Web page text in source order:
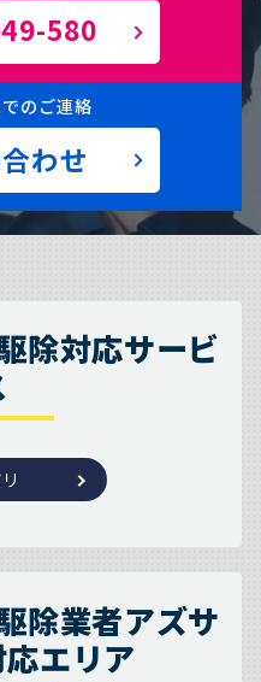
580
のご連絡
わせ
除対応サービ
除業者アズサ
エリア